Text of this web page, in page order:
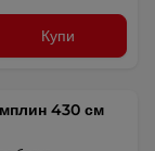
Купи
430 см